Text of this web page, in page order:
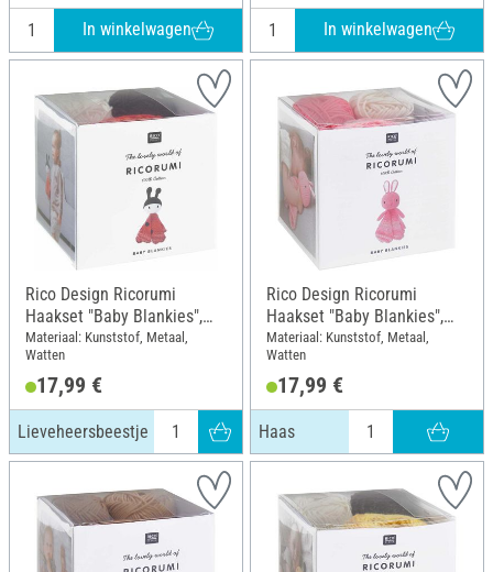
Hoogte: 14 cm; Materiaal: Polyester
(PES), Polyacryl (PAN), Kunststof,
Metaal
In winkelwagen In winkelwagen
Rico Design Ricorumi
Haakset "Baby Blankies",
Lieveheersbeestje
Materiaal: Kunststof, Metaal,
Watten
17,99 €
Lieveheersbeestje
Rico Design Ricorumi
Haakset "Baby Blankies",
Haas
Materiaal: Kunststof, Metaal,
Watten
17,99 €
Haas